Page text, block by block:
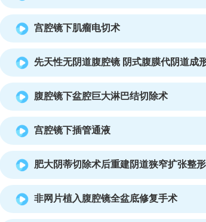
宫腔镜下肌瘤电切术
先天性无阴道腹腔镜 阴式腹膜代阴道成
腹腔镜下盆腔巨大淋巴结切除术
宫腔镜下插管通液
肥大阴蒂切除术后重建阴道狭窄扩张整形
非网片植入腹腔镜全盆底修复手术